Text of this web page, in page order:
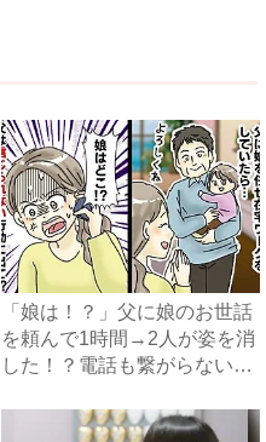
「娘は！？」父に娘のお世話
を頼んで1時間→2人が姿を消
した！？電話も繋がらない